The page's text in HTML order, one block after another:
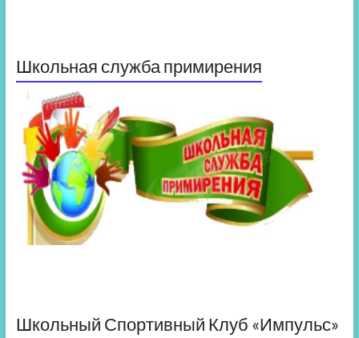
Школьная служба примирения
Школьный Спортивный Клуб «Импульс»